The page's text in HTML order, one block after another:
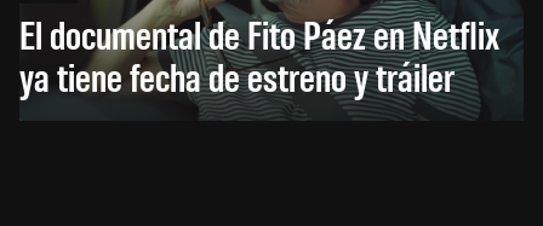
El documental de Fito Páez en Netflix
ya tiene fecha de estreno y tráiler